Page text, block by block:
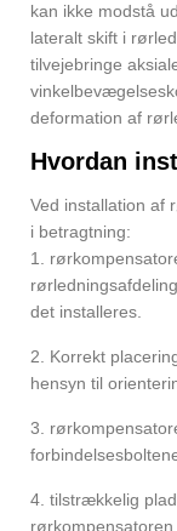
kan ikke modstå
lateralt skift i
tilvejebringe
deformation af
Hvordan
Ved installation af
i betragtning:
1.
det installeres.
2. Korrekt
hensyn til
3.
4. tilstrækkelig
rørkompensatoren